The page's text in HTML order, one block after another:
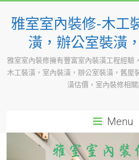
content
雅室室內裝修-木工
潢，辦公室裝潢
雅室室內裝修擁有豐富室內裝潢工程經驗
木工裝潢，室內裝潢，辦公室裝潢，舊屋
潢估價，室內裝修相關
Menu